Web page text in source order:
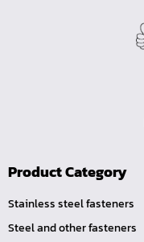
Product Category
Stainless steel fasteners
Steel and other fasteners